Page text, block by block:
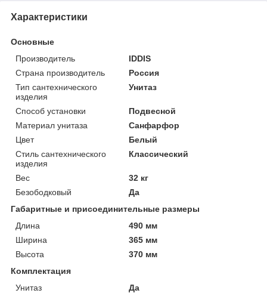
Характеристики
Основные
Производитель
IDDIS
Страна производитель
Россия
Тип сантехнического
изделия
Унитаз
Способ установки
Подвесной
Материал унитаза
Санфарфор
Цвет
Белый
Стиль сантехнического
изделия
Классический
Вес
32 кг
Безободковый
Да
Габаритные и присоединительные размеры
Длина
490 мм
Ширина
365 мм
Высота
370 мм
Комплектация
Унитаз
Да